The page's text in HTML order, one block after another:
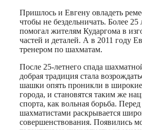
Пришлось и Евгену овладеть
чтобы не бездельничать. Более 25
помогал жителям Кударгома в
частей и деталей. А в 2011 году
тренером по шахматам.
После 25-летнего спада
добрая традиция стала
шашки опять проникли в
города, и становятся таким же
спорта, как вольная борьба.
шахматистами раскрывается
совершенствования. Появились